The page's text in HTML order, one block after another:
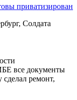
приватизирован
Солдата
все документы
ремонт,